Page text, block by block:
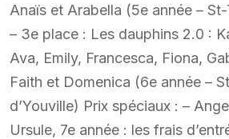
Anaïs et Arabella (5e année –
– 3e place : Les dauphins 2.0 :
Ava, Emily, Francesca, Fiona,
Faith et Domenica (6e année –
d’Youville) Prix spéciaux : –
Ursule, 7e année : les frais